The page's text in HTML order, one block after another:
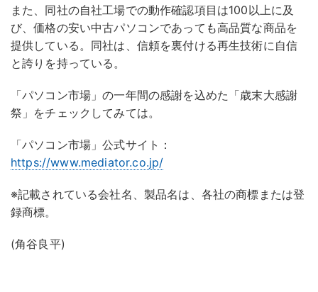
また、同社の自社工場での動作確認項目は100以上に及
び、価格の安い中古パソコンであっても高品質な商品を
提供している。同社は、信頼を裏付ける再生技術に自信
と誇りを持っている。
「パソコン市場」の一年間の感謝を込めた「歳末大感謝
祭」をチェックしてみては。
「パソコン市場」公式サイト：
https://www.mediator.co.jp/
※記載されている会社名、製品名は、各社の商標または登
録商標。
(角谷良平)